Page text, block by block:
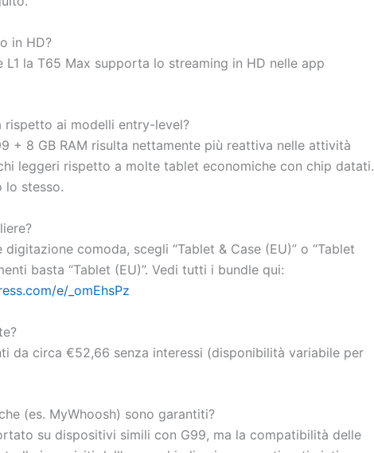
in HD?
L1 la T65 Max supporta lo streaming in HD nelle app
rispetto ai modelli entry-level?
+ 8 GB RAM risulta nettamente più reattiva nelle attività
leggeri rispetto a molte tablet economiche con chip datati.
lo stesso.
comoda, scegli “Tablet & Case (EU)” o “Tablet
basta “Tablet (EU)”. Vedi tutti i bundle qui:
e/_omEhsPz
da circa €52,66 senza interessi (disponibilità variabile per
(es. MyWhoosh) sono garantiti?
su dispositivi simili con G99, ma la compatibilità delle